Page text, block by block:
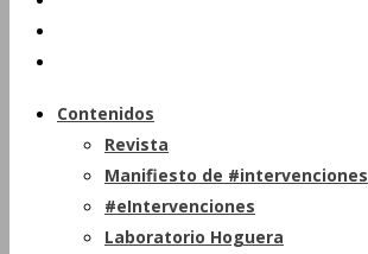
Contenidos
Revista
Manifiesto de #intervenciones
#eIntervenciones
Laboratorio Hoguera